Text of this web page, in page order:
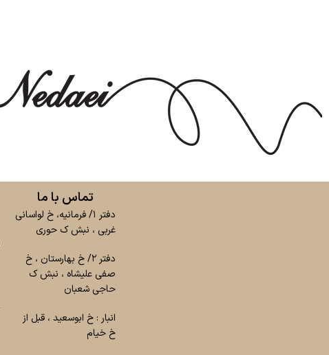
تماس با ما
دفتر ۱/ فرمانیه، خ لواسانی
غربی ، نبش ک حوری
دفتر ۲/ خ بهارستان ، خ
صفی علیشاه ، نبش ک
حاجی شعبان
انبار : خ ابوسعید ، قبل از
خ خیام